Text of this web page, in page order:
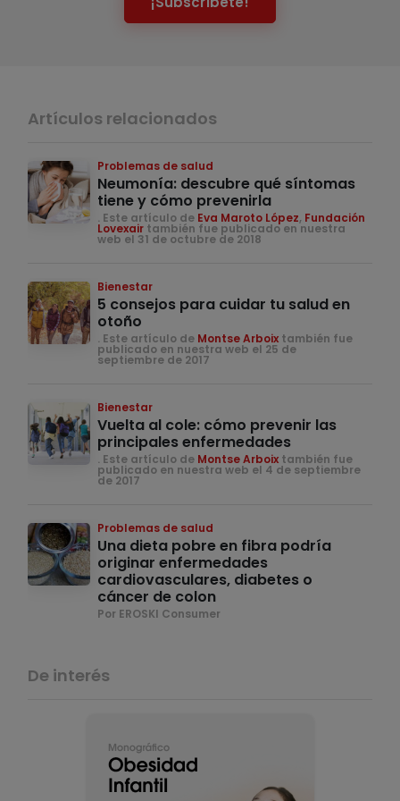
Artículos relacionados
Problemas de salud
Neumonía: descubre qué síntomas
tiene y cómo prevenirla
. Este artículo de Eva Maroto López, Fundación
Lovexair también fue publicado en nuestra
web el 31 de octubre de 2018
Bienestar
5 consejos para cuidar tu salud en
otoño
. Este artículo de Montse Arboix también fue
publicado en nuestra web el 25 de
septiembre de 2017
Bienestar
Vuelta al cole: cómo prevenir las
principales enfermedades
. Este artículo de Montse Arboix también fue
publicado en nuestra web el 4 de septiembre
de 2017
Problemas de salud
Una dieta pobre en fibra podría
originar enfermedades
cardiovasculares, diabetes o
cáncer de colon
Por EROSKI Consumer
De interés